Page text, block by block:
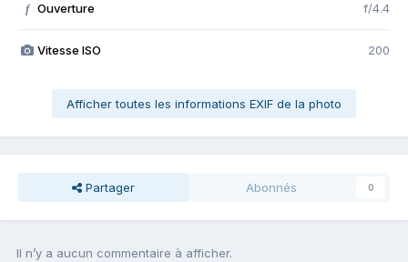
f Ouverture f/4.4
Vitesse ISO 200
Afficher toutes les informations EXIF de la photo
Partager Abonnés 0
Il n’y a aucun commentaire à afficher.